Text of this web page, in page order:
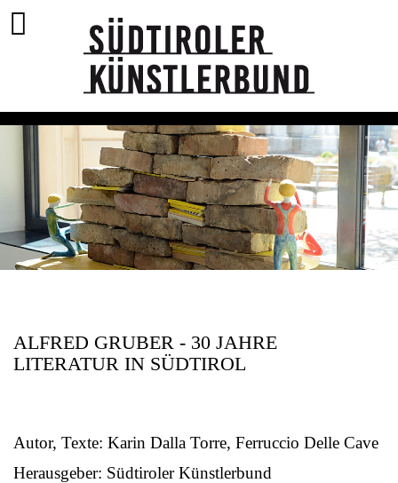
ALFRED GRUBER - 30 JAHRE
LITERATUR IN SÜDTIROL
Autor, Texte: Karin Dalla Torre, Ferruccio Delle Cave
Herausgeber: Südtiroler Künstlerbund